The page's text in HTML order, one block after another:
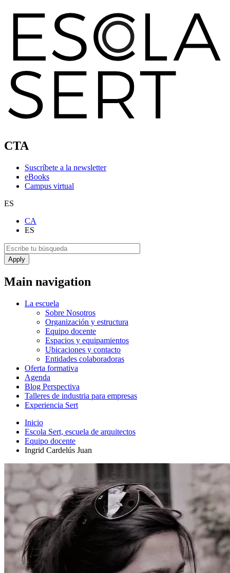
CTA
Suscríbete a la newsletter
eBooks
Campus virtual
ES
CA
ES
Main navigation
La escuela
Sobre Nosotros
Organización y estructura
Equipo docente
Espacios y equipamientos
Ubicaciones y contacto
Entidades colaboradoras
Oferta formativa
Agenda
Blog Perspectiva
Talleres de industria para empresas
Experiencia Sert
Inicio
Escola Sert, escuela de arquitectos
Equipo docente
Ingrid Cardelús Juan